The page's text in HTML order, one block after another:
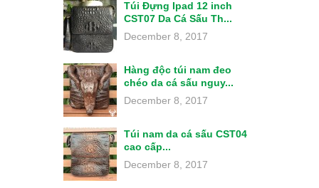
Túi Đựng Ipad 12 inch
CST07 Da Cá Sấu Th...
December 8, 2017
Hàng độc túi nam đeo
chéo da cá sấu nguy...
December 8, 2017
Túi nam da cá sấu CST04
cao cấp...
December 8, 2017